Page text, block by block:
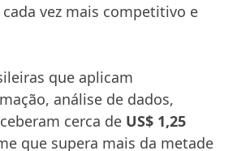
vez mais competitivo e
que aplicam
análise de dados,
cerca de US$ 1,25
que supera mais da metade